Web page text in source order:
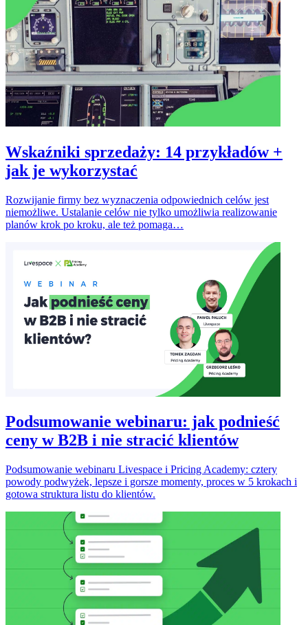
Wskaźniki sprzedaży: 14 przykładów +
jak je wykorzystać
Rozwijanie firmy bez wyznaczenia odpowiednich celów jest
niemożliwe. Ustalanie celów nie tylko umożliwia realizowanie
planów krok po kroku, ale też pomaga…
Podsumowanie webinaru: jak podnieść
ceny w B2B i nie stracić klientów
Podsumowanie webinaru Livespace i Pricing Academy: cztery
powody podwyżek, lepsze i gorsze momenty, proces w 5 krokach i
gotowa struktura listu do klientów.